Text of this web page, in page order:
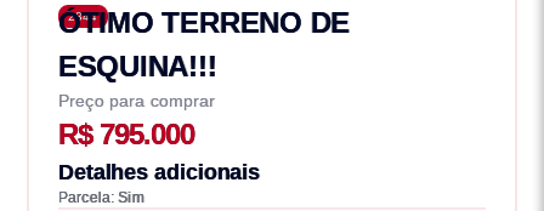
2844
ÓTIMO TERRENO DE
ESQUINA!!!
Preço para comprar
R$ 795.000
Detalhes adicionais
Parcela: Sim